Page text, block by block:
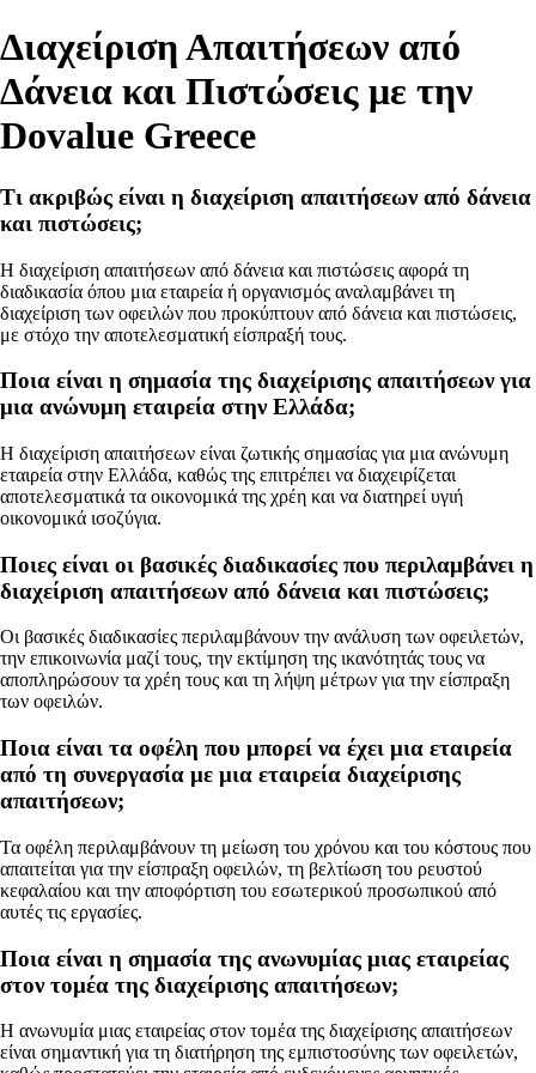
Διαχείριση Απαιτήσεων από
Δάνεια και Πιστώσεις με την
Dovalue Greece
Τι ακριβώς είναι η διαχείριση απαιτήσεων από δάνεια
και πιστώσεις;
Η διαχείριση απαιτήσεων από δάνεια και πιστώσεις αφορά τη
διαδικασία όπου μια εταιρεία ή οργανισμός αναλαμβάνει τη
διαχείριση των οφειλών που προκύπτουν από δάνεια και πιστώσεις,
με στόχο την αποτελεσματική είσπραξή τους.
Ποια είναι η σημασία της διαχείρισης απαιτήσεων για
μια ανώνυμη εταιρεία στην Ελλάδα;
Η διαχείριση απαιτήσεων είναι ζωτικής σημασίας για μια ανώνυμη
εταιρεία στην Ελλάδα, καθώς της επιτρέπει να διαχειρίζεται
αποτελεσματικά τα οικονομικά της χρέη και να διατηρεί υγιή
οικονομικά ισοζύγια.
Ποιες είναι οι βασικές διαδικασίες που περιλαμβάνει η
διαχείριση απαιτήσεων από δάνεια και πιστώσεις;
Οι βασικές διαδικασίες περιλαμβάνουν την ανάλυση των οφειλετών,
την επικοινωνία μαζί τους, την εκτίμηση της ικανότητάς τους να
αποπληρώσουν τα χρέη τους και τη λήψη μέτρων για την είσπραξη
των οφειλών.
Ποια είναι τα οφέλη που μπορεί να έχει μια εταιρεία
από τη συνεργασία με μια εταιρεία διαχείρισης
απαιτήσεων;
Τα οφέλη περιλαμβάνουν τη μείωση του χρόνου και του κόστους που
απαιτείται για την είσπραξη οφειλών, τη βελτίωση του ρευστού
κεφαλαίου και την αποφόρτιση του εσωτερικού προσωπικού από
αυτές τις εργασίες.
Ποια είναι η σημασία της ανωνυμίας μιας εταιρείας
στον τομέα της διαχείρισης απαιτήσεων;
Η ανωνυμία μιας εταιρείας στον τομέα της διαχείρισης απαιτήσεων
είναι σημαντική για τη διατήρηση της εμπιστοσύνης των οφειλετών,